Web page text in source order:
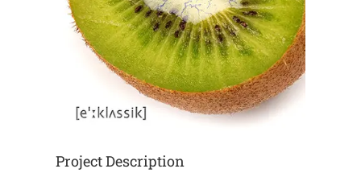
Project Description